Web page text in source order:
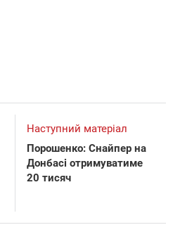
Наступний матеріал
Порошенко: Снайпер на
Донбасі отримуватиме
20 тисяч